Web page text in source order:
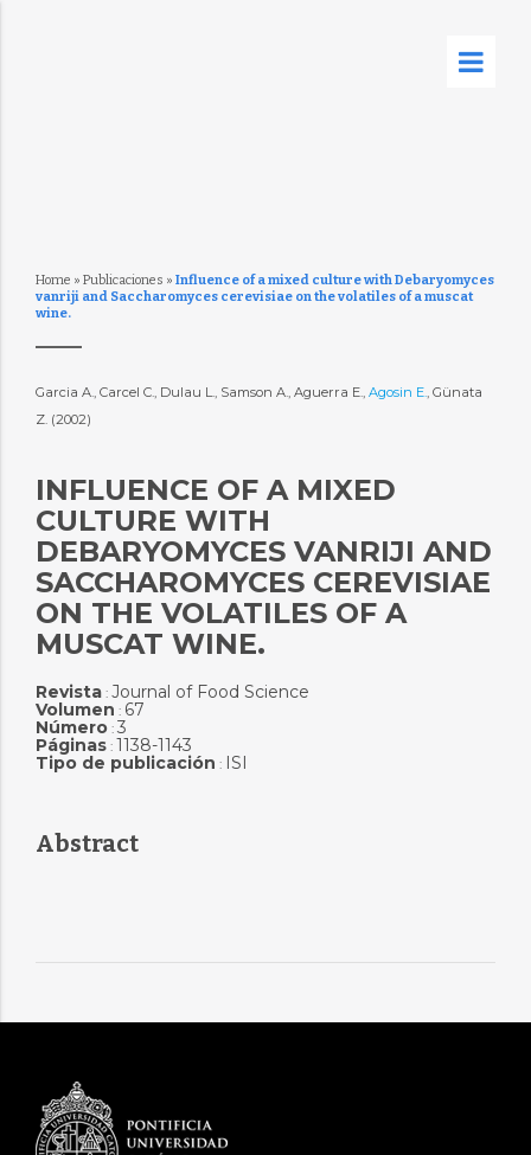
Home » Publicaciones » Influence of a mixed culture with Debaryomyces
vanriji and Saccharomyces cerevisiae on the volatiles of a muscat
wine.
Garcia A., Carcel C., Dulau L., Samson A., Aguerra E., Agosin E., Günata
Z. (2002)
INFLUENCE OF A MIXED
CULTURE WITH
DEBARYOMYCES VANRIJI AND
SACCHAROMYCES CEREVISIAE
ON THE VOLATILES OF A
MUSCAT WINE.
Revista: Journal of Food Science
Volumen : 67
Número: 3
Páginas: 1138-1143
Tipo de publicación : ISI
Abstract